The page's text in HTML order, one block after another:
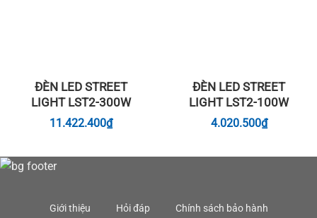
ĐÈN LED STREET
LIGHT LST2-300W
11.422.400₫
ĐÈN LED STREET
LIGHT LST2-100W
4.020.500₫
Giới thiệu Hỏi đáp Chính sách bảo hành